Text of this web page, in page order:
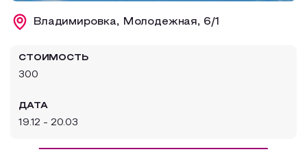
Образовательный туризм
Владимировка, Молодежная, 6/1
СТОИМОСТЬ
300
ДАТА
19.12 - 20.03